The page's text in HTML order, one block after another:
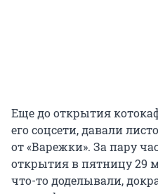
Еще до открытия
его соцсети, давали
от «Варежки». За пару
открытия в пятницу 29
что-то доделывали,